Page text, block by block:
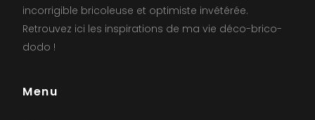
incorrigible bricoleuse et optimiste invétérée.
Retrouvez ici les inspirations de ma vie déco-brico-
dodo !
Menu